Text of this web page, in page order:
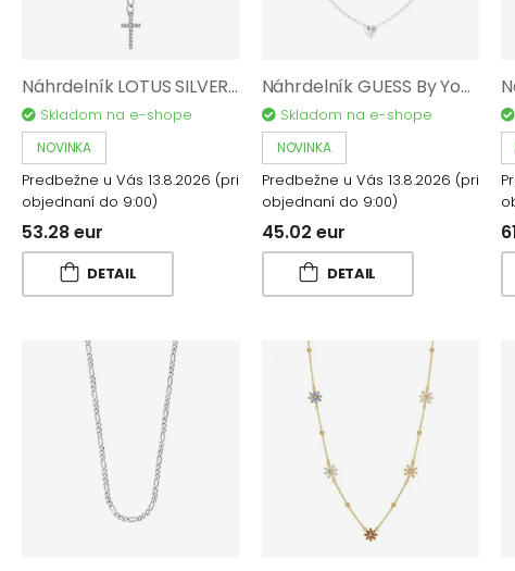
Náhrdelník LOTUS SILVER Pure Essential AG 925/1000 LP3066-1/1
Skladom na e-shope
NOVINKA
Predbežne u Vás 13.8.2026 (pri
objednaní do 9:00)
53.28 eur
DETAIL
Náhrdelník GUESS By Your Side JUBN06087JWRHT/U
Skladom na e-shope
NOVINKA
Predbežne u Vás 13.8.2026 (pri
objednaní do 9:00)
45.02 eur
DETAIL